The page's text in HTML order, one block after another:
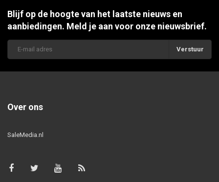
Blijf op de hoogte van het laatste nieuws en
aanbiedingen. Meld je aan voor onze nieuwsbrief.
Verstuur
Over ons
SaleMedia.nl